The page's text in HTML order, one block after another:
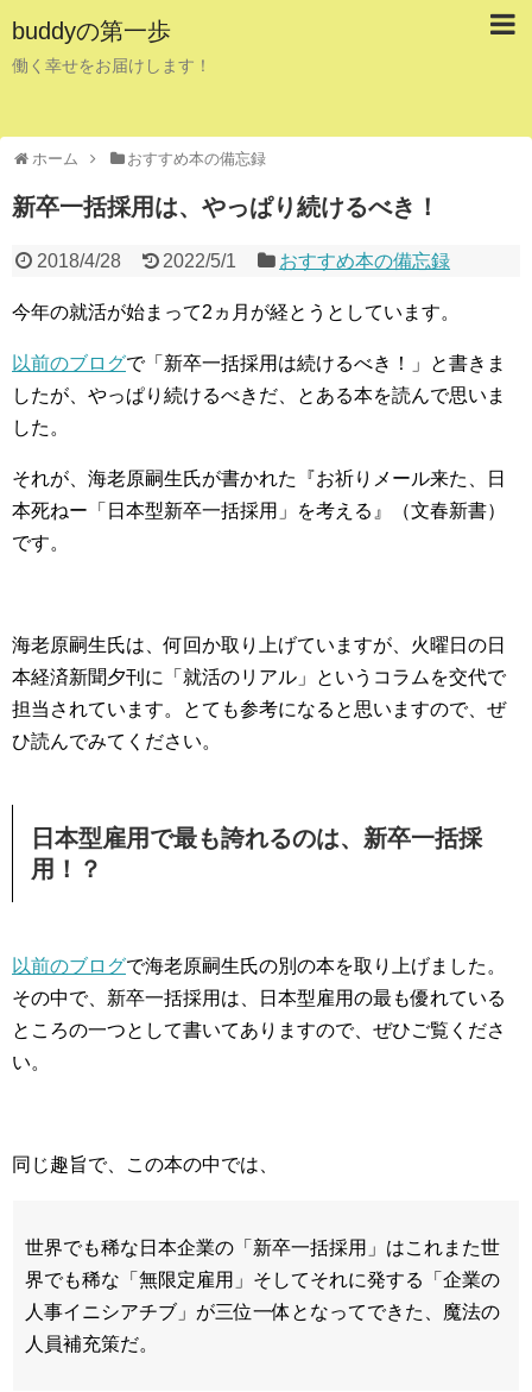
buddyの第一歩
働く幸せをお届けします！
ホーム おすすめ本の備忘録
新卒一括採用は、やっぱり続けるべき！
2018/4/28 2022/5/1 おすすめ本の備忘録
今年の就活が始まって2ヵ月が経とうとしています。
以前のブログで「新卒一括採用は続けるべき！」と書きま
したが、やっぱり続けるべきだ、とある本を読んで思いま
した。
それが、海老原嗣生氏が書かれた『お祈りメール来た、日
本死ねー「日本型新卒一括採用」を考える』（文春新書）
です。
海老原嗣生氏は、何回か取り上げていますが、火曜日の日
本経済新聞夕刊に「就活のリアル」というコラムを交代で
担当されています。とても参考になると思いますので、ぜ
ひ読んでみてください。
日本型雇用で最も誇れるのは、新卒一括採
用！？
以前のブログで海老原嗣生氏の別の本を取り上げました。
その中で、新卒一括採用は、日本型雇用の最も優れている
ところの一つとして書いてありますので、ぜひご覧くださ
い。
同じ趣旨で、この本の中では、
世界でも稀な日本企業の「新卒一括採用」はこれまた世
界でも稀な「無限定雇用」そしてそれに発する「企業の
人事イニシアチブ」が三位一体となってできた、魔法の
人員補充策だ。